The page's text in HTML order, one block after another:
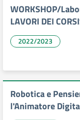
WORKSHOP/
LAVORI DEI
2022/2023
Robotica e
l'Animatore